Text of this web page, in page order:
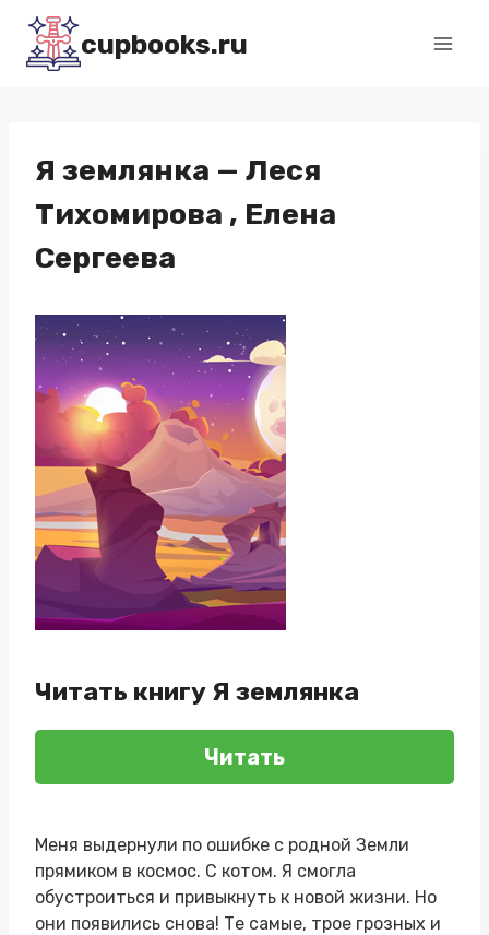
Перейти
содержимому
cupbooks.ru
Я землянка — Леся
Тихомирова , Елена
Сергеева
Читать книгу Я землянка
Читать
Меня выдернули по ошибке с родной Земли
прямиком в космос. С котом. Я смогла
обустроиться и привыкнуть к новой жизни. Но
они появились снова! Те самые, трое грозных и